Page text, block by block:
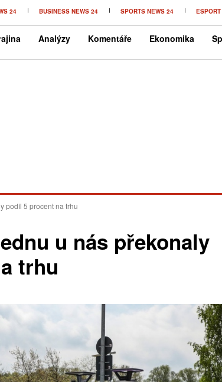
24 BUSINESS NEWS 24 SPORTS NEWS 24
Analýzy Komentáře Ekonomika
podíl 5 procent na trhu
u nás překonaly
trhu